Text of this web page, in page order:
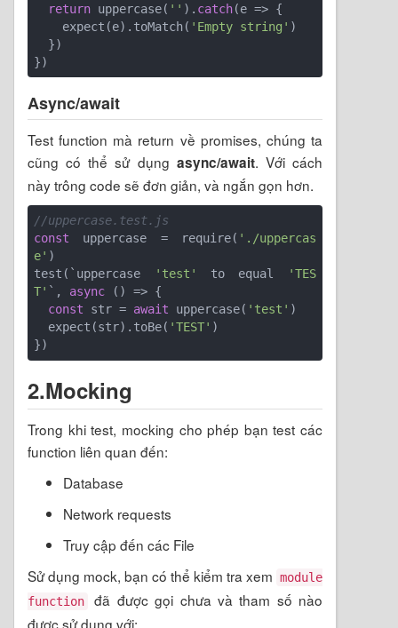
return uppercase( '' ). catch(e => {
    expect(e).toMatch(
'Empty string' )
})
Async/await
Test function mà return về promises, chúng ta
cũng có thể sử dụng async/await. Với cách
này trông code sẽ đơn giản, và ngắn gọn hơn.
//uppercase.test.js
const uppercase = require( './uppercas
e' )
test(`uppercase
'test' to equal
'TES
T' `, async () => {
const str = await uppercase( 'test' )
  expect(str).toBe(
'TEST' )
})
2.Mocking
Trong khi test, mocking cho phép bạn test các
function liên quan đến:
Database
Network requests
Truy cập đến các File
Sử dụng mock, bạn có thể kiểm tra xem module
function
đã được gọi chưa và tham số nào
được sử dụng với: